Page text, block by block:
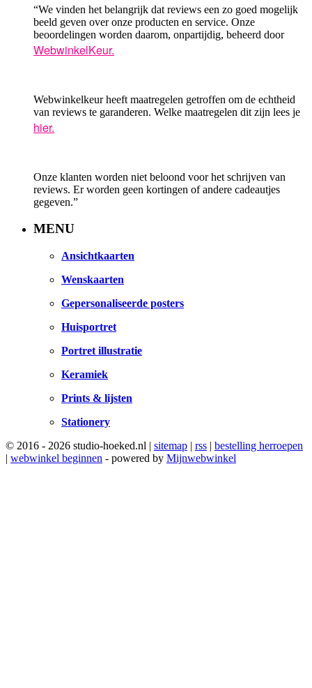
“We vinden het belangrijk dat reviews een zo goed mogelijk
beeld geven over onze producten en service. Onze
beoordelingen worden daarom, onpartijdig, beheerd door
WebwinkelKeur.
Webwinkelkeur heeft maatregelen getroffen om de echtheid
van reviews te garanderen. Welke maatregelen dit zijn lees je
hier.
Onze klanten worden niet beloond voor het schrijven van
reviews. Er worden geen kortingen of andere cadeautjes
gegeven.”
MENU
Ansichtkaarten
Wenskaarten
Gepersonaliseerde posters
Huisportret
Portret illustratie
Keramiek
Prints & lijsten
Stationery
© 2016 - 2026 studio-hoeked.nl | sitemap | rss | bestelling herroepen
| webwinkel beginnen - powered by Mijnwebwinkel